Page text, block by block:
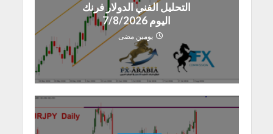
التحليل الفني الدولار فرنك
اليوم 7/8/2026
يومين مضى